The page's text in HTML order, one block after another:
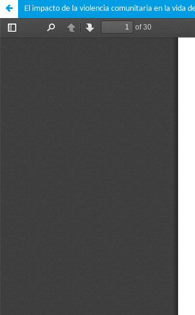
El impacto de la violencia comunitaria en la vida